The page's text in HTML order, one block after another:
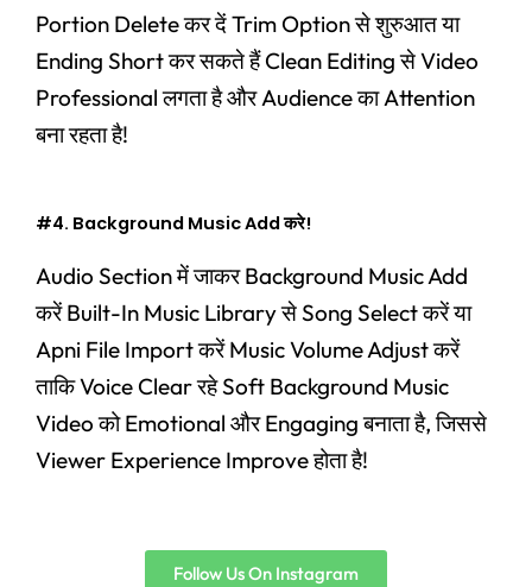
Portion Delete कर दें Trim Option से शुरुआत या
Ending Short कर सकते हैं Clean Editing से Video
Professional लगता है और Audience का Attention
बना रहता है!
#4. Background Music Add करे!
Audio Section में जाकर Background Music Add
करें Built-In Music Library से Song Select करें या
Apni File Import करें Music Volume Adjust करें
ताकि Voice Clear रहे Soft Background Music
Video को Emotional और Engaging बनाता है, जिससे
Viewer Experience Improve होता है!
Follow Us On Instagram